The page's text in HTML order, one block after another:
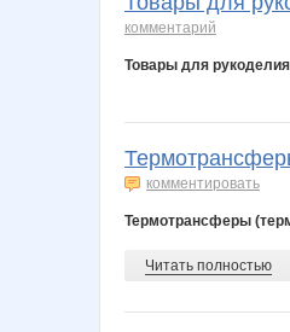
комментарий
Товары для
комментировать
Термотрансферы
Читать полностью